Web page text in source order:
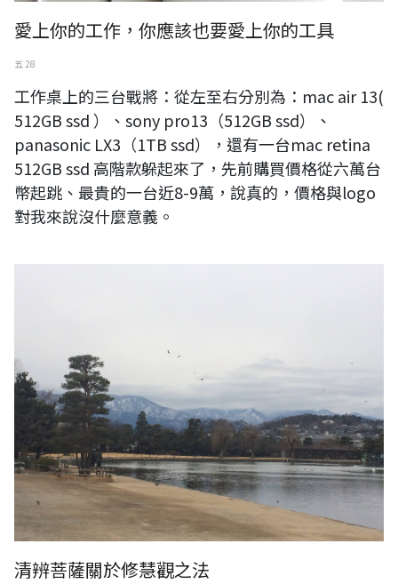
愛上你的工作，你應該也要愛上你的工具
五 28
工作桌上的三台戰將：從左至右分別為：mac air 13(
512GB ssd ）、sony pro13（512GB ssd）、
panasonic LX3（1TB ssd），還有一台mac retina
512GB ssd 高階款躲起來了，先前購買價格從六萬台
幣起跳、最貴的一台近8-9萬，說真的，價格與logo
對我來說沒什麼意義。
清辨菩薩關於修慧觀之法